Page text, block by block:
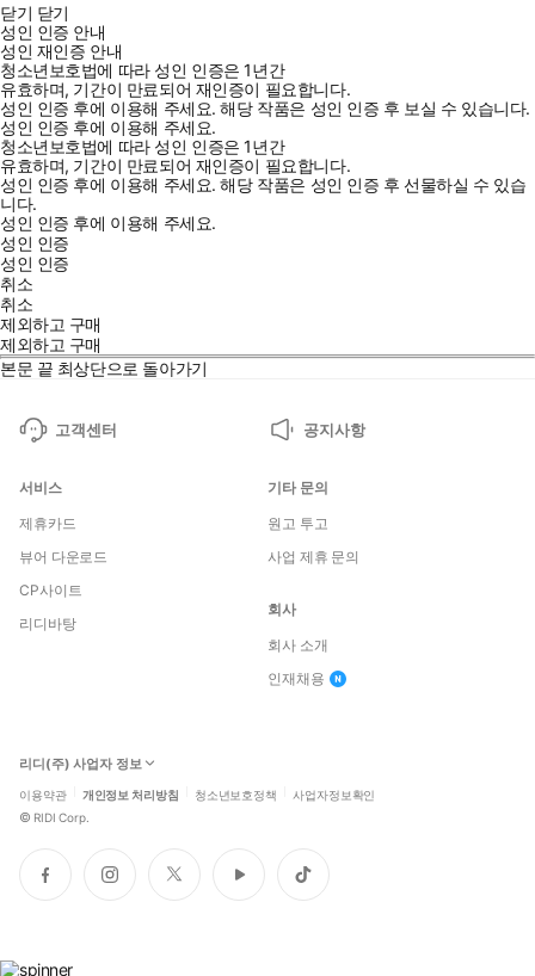
닫기 닫기
성인 인증 안내
성인 재인증 안내
청소년보호법에 따라 성인 인증은 1년간
유효하며, 기간이 만료되어 재인증이 필요합니다.
성인 인증 후에 이용해 주세요.해당 작품은 성인 인증 후 보실 수 있습니다.
성인 인증 후에 이용해 주세요.
청소년보호법에 따라 성인 인증은 1년간
유효하며, 기간이 만료되어 재인증이 필요합니다.
성인 인증 후에 이용해 주세요.해당 작품은 성인 인증 후 선물하실 수 있습
니다.
성인 인증 후에 이용해 주세요.
성인 인증
성인 인증
취소
취소
제외하고 구매
제외하고 구매
본문 끝 최상단으로 돌아가기
고객센터 공지사항
서비스
제휴카드
뷰어 다운로드
CP사이트
리디바탕
기타 문의
원고 투고
사업 제휴 문의
회사
회사 소개
인재채용
리디(주) 사업자 정보
이용약관 개인정보 처리방침 청소년보호정책 사업자정보확인
© RIDI Corp.
페
이
인
스
트
위
유
튜
틱
톡